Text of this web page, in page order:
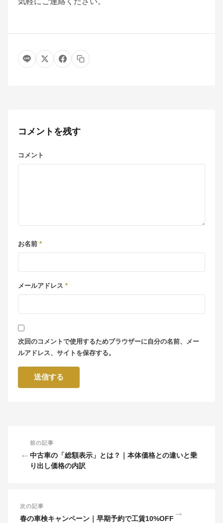
コメントを残す
コメント
お名前 *
メールアドレス *
次回のコメントで使用するためブラウザーに自分の名前、メー
ルアドレス、サイトを保存する。
←
前の記事
中古車の「総額表示」とは？｜本体価格との違いと乗
り出し価格の内訳
次の記事
春の車検キャンペーン｜早期予約で工賃10%OFF
→